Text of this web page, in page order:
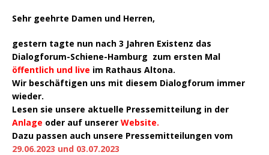
Sehr geehrte Damen und Herren,
gestern tagte nun nach 3 Jahren Existenz das
Dialogforum-Schiene-Hamburg zum ersten Mal
öffentlich und live im Rathaus Altona.
Wir beschäftigen uns mit diesem Dialogforum immer
wieder.
Lesen sie unsere aktuelle Pressemitteilung in der
Anlage oder auf unserer Website.
Dazu passen auch unsere Pressemitteilungen vom
29.06.2023 und 03.07.2023